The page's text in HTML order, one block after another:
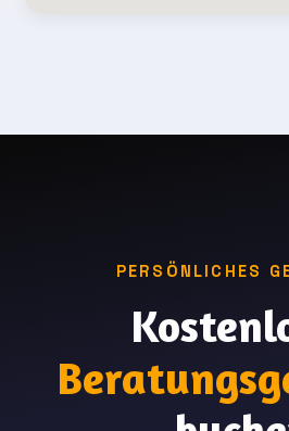
PERSÖNLICHES